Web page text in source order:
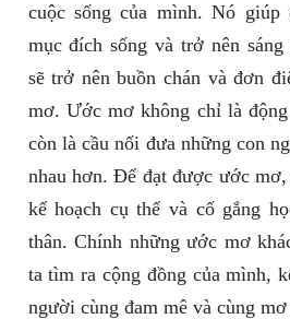
cuộc sống của mình. Nó
mục đích sống và trở nên
sẽ trở nên buồn chán và đơn
mơ. Ước mơ không chỉ là
còn là cầu nối đưa những con
nhau hơn. Để đạt được ước
kế hoạch cụ thể và cố gắng
thân. Chính những ước mơ
ta tìm ra cộng đồng của mình,
người cùng đam mê và cùng